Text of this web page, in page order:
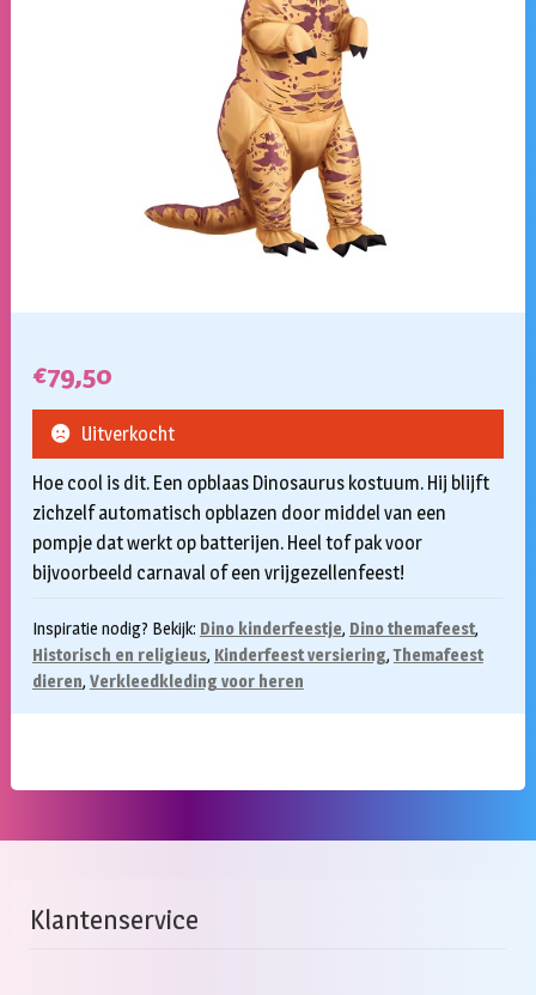
€79,50
Hoe cool is dit. Een opblaas Dinosaurus kostuum. Hij blijft
zichzelf automatisch opblazen door middel van een
pompje dat werkt op batterijen. Heel tof pak voor
bijvoorbeeld carnaval of een vrijgezellenfeest!
Inspiratie nodig? Bekijk: Dino kinderfeestje, Dino themafeest,
Historisch en religieus, Kinderfeest versiering,Themafeest
dieren, Verkleedkleding voor heren
Uitverkocht
Klantenservice